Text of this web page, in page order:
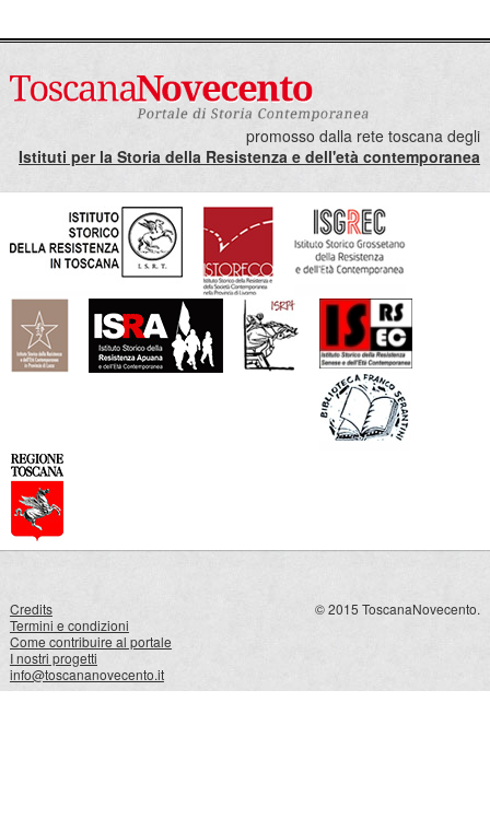
promosso dalla rete toscana degli
Istituti per la Storia della Resistenza e dell'età contemporanea
Credits
Termini e condizioni
Come contribuire al portale
I nostri progetti
info@toscananovecento.it
© 2015 ToscanaNovecento.